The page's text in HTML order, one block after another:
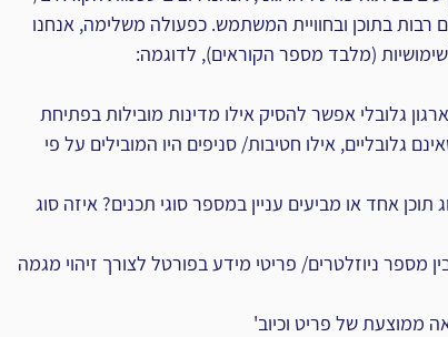
בתוכן ובחוויית המשתמש. כפעולה משלימה, אנחנו
(מלבד מספר הקוראים), לדוגמה:
גלובלי אפשר להסיק אילו מדינות מובילות בפתיחת
גלובליים, אילו חטיבות/ סניפים היו המובילים על פי
אחד או מביעים עניין במספר סוגי תכנים? איזה סוג
ניוזלטרים/ פריטי מידע בפורטל לצורך זיהוי מגמה
ממוצעת של פריט וכיוב'